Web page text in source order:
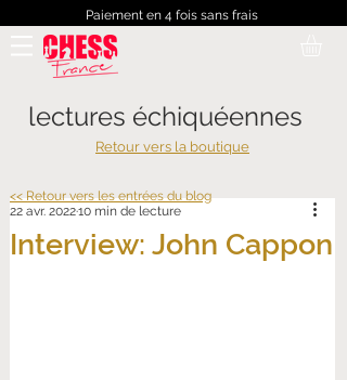
Paiement en 4 fois sans frais
lectures échiquéennes
Retour vers la boutique
Interview: John Cappon
22 avr. 202210 min de lecture
<< Retour vers les entrées du blog